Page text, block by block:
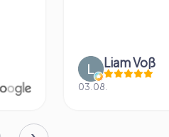
Liam Voß
03.08.